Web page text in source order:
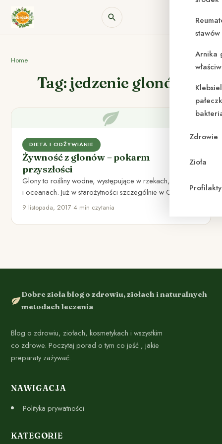
Arnika
Zdrowie
Zioła
Home
Tag: jedzenie glonów
DIETA I ODŻYWIANIE
Żywność z glonów – pokarm
przyszłości
Glony to rośliny wodne, występujące w rzekach, morzach
i oceanach. Już w starożytności szczególnie w Chinach,
Indiach, Japonii…
9 listopada, 2017•4 min czytania
Dobre zioła blog o zdrowiu, ziołach i naturalnych
metodach leczenia
Blog o zdrowiu, ziołach, kosmetykach i wszystkim
co zdrowe. Poczytaj porad o tym co jeść , jakie
preparaty zażywać.
NAWIGACJA
Polityka prywatności
KATEGORIE